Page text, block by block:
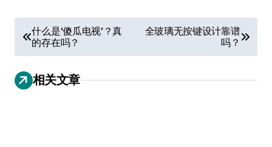
章
导
航
什么是‘傻瓜电视’？真
的存在吗？
全玻璃无按键设计靠谱
吗？
相关文章